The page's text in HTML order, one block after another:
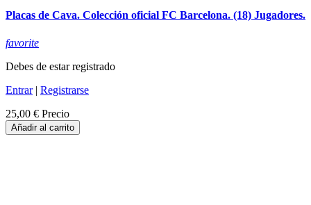
Placas de Cava. Colección oficial FC Barcelona. (18) Jugadores.
favorite
Debes de estar registrado
Entrar| Registrarse
25,00 € Precio
Añadir al carrito